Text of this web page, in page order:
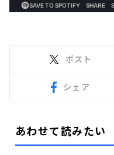
ポスト
シェア
あわせて読みたい